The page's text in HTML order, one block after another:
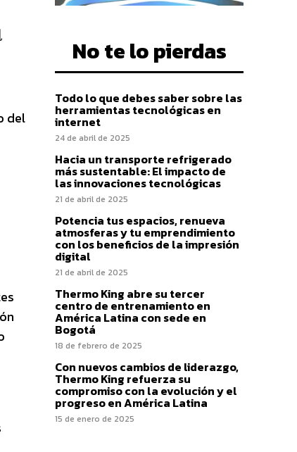
del
No te lo pierdas
Todo lo que debes saber sobre las
herramientas tecnológicas en
internet
24 de abril de 2025
Hacia un transporte refrigerado
más sustentable: El impacto de
las innovaciones tecnológicas
21 de abril de 2025
Potencia tus espacios, renueva
atmosferas y tu emprendimiento
con los beneficios de la impresión
digital
21 de abril de 2025
Thermo King abre su tercer
centro de entrenamiento en
América Latina con sede en
Bogotá
18 de febrero de 2025
Con nuevos cambios de liderazgo,
Thermo King refuerza su
compromiso con la evolución y el
progreso en América Latina
15 de enero de 2025